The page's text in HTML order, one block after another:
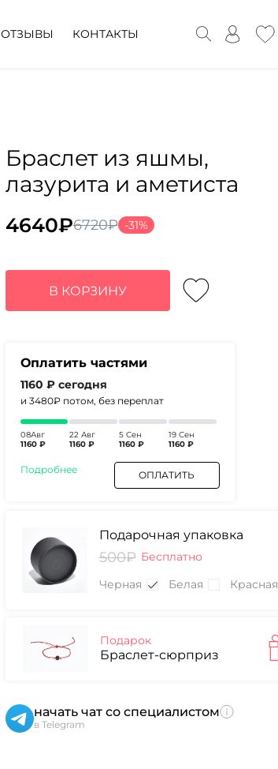
ОТЗЫВЫ КОНТАКТЫ
Браслет из яшмы,
лазурита и аметиста
6720₽
Первоначальная
составляла
6720₽.
4640₽
Текущая
4640₽.
-31%
В КОРЗИНУ
Оплатить частями
1160 ₽ сегодня
и 3480₽ потом, без переплат
08Авг
1160 ₽
22 Авг
1160 ₽
5 Сен
1160 ₽
19 Сен
1160 ₽
Подробнее ОПЛАТИТЬ
Подарочная упаковка
500₽ Бесплатно
Черная
Белая Красная
Подарок
Браслет-сюрприз
начать чат со специалистом
в Telegram